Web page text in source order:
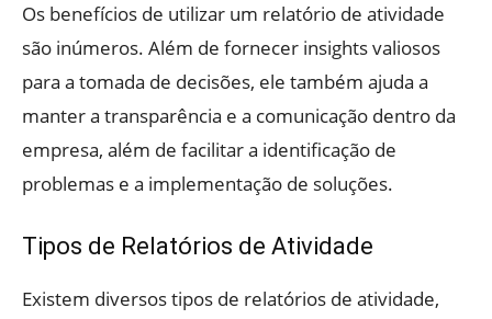
Os benefícios de utilizar um relatório de atividade
são inúmeros. Além de fornecer insights valiosos
para a tomada de decisões, ele também ajuda a
manter a transparência e a comunicação dentro da
empresa, além de facilitar a identificação de
problemas e a implementação de soluções.
Tipos de Relatórios de Atividade
Existem diversos tipos de relatórios de atividade,